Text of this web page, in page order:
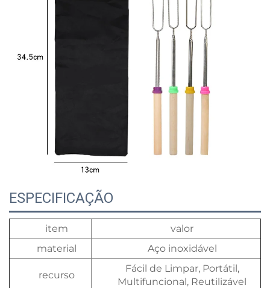
ESPECIFICAÇÃO
item
valor
material
Aço inoxidável
recurso
Fácil de Limpar, Portátil,
Multifuncional, Reutilizável